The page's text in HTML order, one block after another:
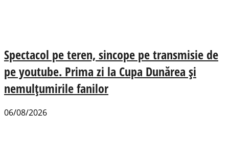
Spectacol pe teren, sincope pe transmisie de
pe youtube. Prima zi la Cupa Dunărea și
nemulțumirile fanilor
06/08/2026